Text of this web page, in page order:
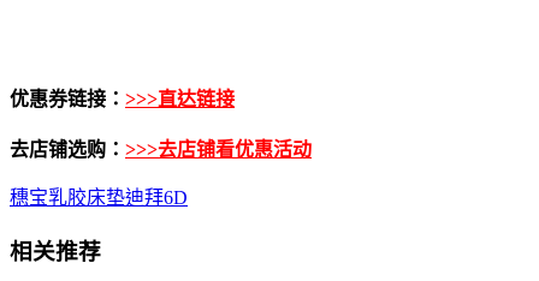
优惠券链接： >>>直达链接
去店铺选购： >>>去店铺看优惠活动
穗宝乳胶床垫迪拜6D
相关推荐